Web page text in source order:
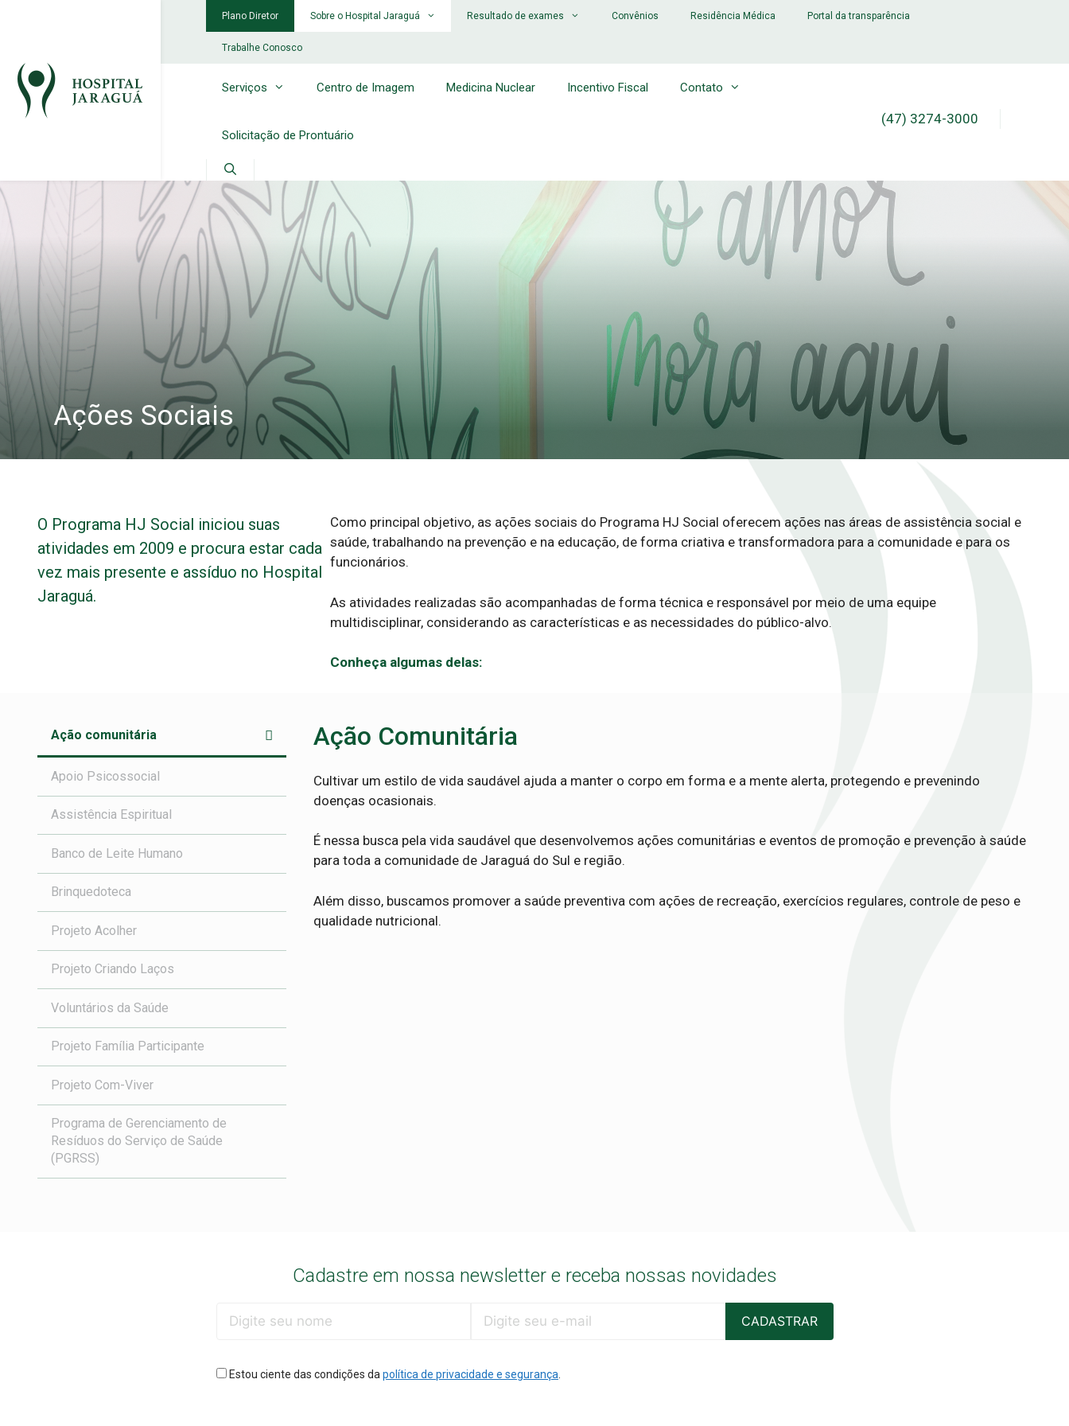
conteúdo
Plano Diretor Sobre o Hospital Jaraguá Resultado de exames Convênios Residência Médica Portal da transparência
Trabalhe Conosco
Serviços Centro de Imagem Medicina Nuclear Incentivo Fiscal Contato
Solicitação de Prontuário
(47) 3274-3000
Ações Sociais
O Programa HJ Social iniciou suas
atividades em 2009 e procura estar cada
vez mais presente e assíduo no Hospital
Jaraguá.
Como principal objetivo, as ações sociais do Programa HJ Social oferecem ações nas áreas de assistência social e
saúde, trabalhando na prevenção e na educação, de forma criativa e transformadora para a comunidade e para os
funcionários.
As atividades realizadas são acompanhadas de forma técnica e responsável por meio de uma equipe
multidisciplinar, considerando as características e as necessidades do público-alvo.
Conheça algumas delas:
Ação comunitária
Apoio Psicossocial
Assistência Espiritual
Banco de Leite Humano
Brinquedoteca
Projeto Acolher
Projeto Criando Laços
Voluntários da Saúde
Projeto Família Participante
Projeto Com-Viver
Programa de Gerenciamento de
Resíduos do Serviço de Saúde
(PGRSS)
Ação Comunitária
Cultivar um estilo de vida saudável ajuda a manter o corpo em forma e a mente alerta, protegendo e prevenindo
doenças ocasionais.
É nessa busca pela vida saudável que desenvolvemos ações comunitárias e eventos de promoção e prevenção à saúde
para toda a comunidade de Jaraguá do Sul e região.
Além disso, buscamos promover a saúde preventiva com ações de recreação, exercícios regulares, controle de peso e
qualidade nutricional.
Cadastre em nossa newsletter e receba nossas novidades
Estou ciente das condições da política de privacidade e segurança